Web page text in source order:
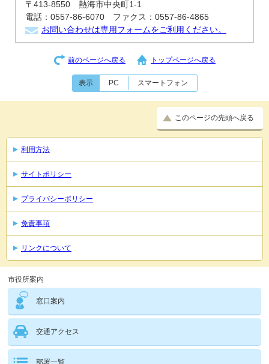
〒413-8550 熱海市中央町1-1
電話：0557-86-6070 ファクス：0557-86-4865
お問い合わせは専用フォームをご利用ください。
前のページへ戻る トップページへ戻る
表示 PC スマートフォン
このページの先頭へ戻る
利用方法
サイトポリシー
プライバシーポリシー
免責事項
リンクについて
市役所案内
窓口案内
交通アクセス
部署一覧